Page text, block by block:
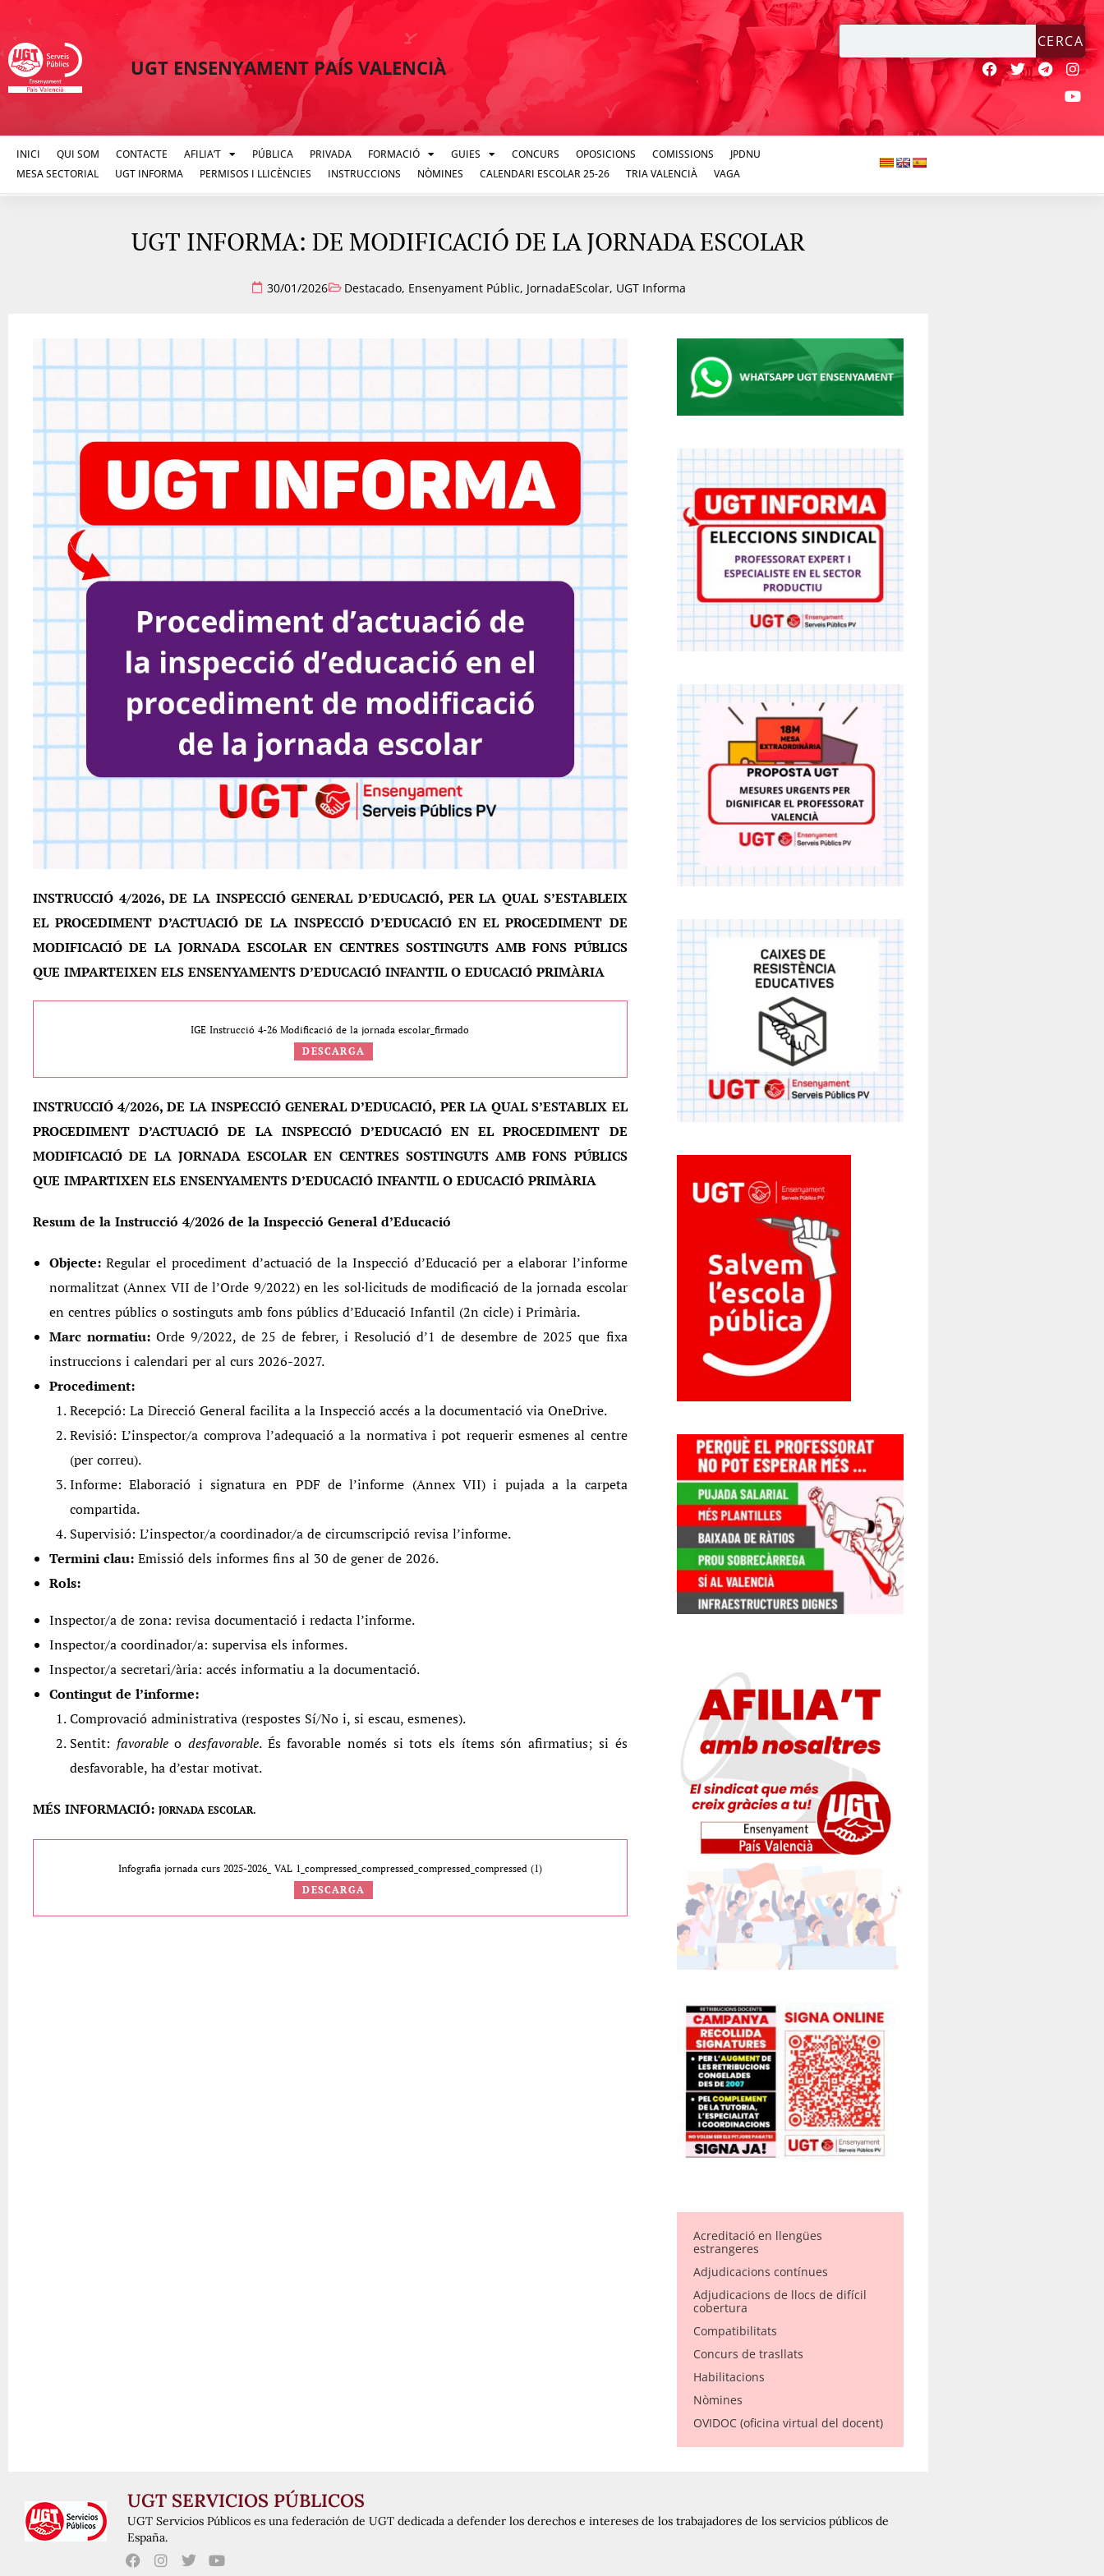
UGT ENSENYAMENT PAÍS VALENCIÀ
CERCA
INICI QUI SOM CONTACTE AFILIA’T PÚBLICA PRIVADA FORMACIÓ GUIES CONCURS OPOSICIONS COMISSIONS
JPDNU
MESA SECTORIAL
UGT INFORMA PERMISOS I LLICÈNCIES INSTRUCCIONS NÒMINES CALENDARI ESCOLAR 25-26 TRIA VALENCIÀ VAGA
UGT INFORMA: DE MODIFICACIÓ DE LA JORNADA ESCOLAR
30/01/2026 Destacado, Ensenyament Públic, JornadaEScolar, UGT Informa
INSTRUCCIÓ 4/2026, DE LA INSPECCIÓ GENERAL D’EDUCACIÓ, PER LA QUAL S’ESTABLEIX
EL PROCEDIMENT D’ACTUACIÓ DE LA INSPECCIÓ D’EDUCACIÓ EN EL PROCEDIMENT DE
MODIFICACIÓ DE LA JORNADA ESCOLAR EN CENTRES SOSTINGUTS AMB FONS PÚBLICS
QUE IMPARTEIXEN ELS ENSENYAMENTS D’EDUCACIÓ INFANTIL O EDUCACIÓ PRIMÀRIA
IGE Instrucció 4-26 Modificació de la jornada escolar_firmado
DESCARGA
INSTRUCCIÓ 4/2026, DE LA INSPECCIÓ GENERAL D’EDUCACIÓ, PER LA QUAL S’ESTABLIX EL
PROCEDIMENT D’ACTUACIÓ DE LA INSPECCIÓ D’EDUCACIÓ EN EL PROCEDIMENT DE
MODIFICACIÓ DE LA JORNADA ESCOLAR EN CENTRES SOSTINGUTS AMB FONS PÚBLICS
QUE IMPARTIXEN ELS ENSENYAMENTS D’EDUCACIÓ INFANTIL O EDUCACIÓ PRIMÀRIA
Resum de la Instrucció 4/2026 de la Inspecció General d’Educació
Objecte: Regular el procediment d’actuació de la Inspecció d’Educació per a elaborar l’informe
normalitzat (Annex VII de l’Orde 9/2022) en les sol·licituds de modificació de la jornada escolar
en centres públics o sostinguts amb fons públics d’Educació Infantil (2n cicle) i Primària.
Marc normatiu: Orde 9/2022, de 25 de febrer, i Resolució d’1 de desembre de 2025 que fixa
instruccions i calendari per al curs 2026-2027.
Procediment:
Recepció: La Direcció General facilita a la Inspecció accés a la documentació via OneDrive.
Revisió: L’inspector/a comprova l’adequació a la normativa i pot requerir esmenes al centre
(per correu).
Informe: Elaboració i signatura en PDF de l’informe (Annex VII) i pujada a la carpeta
compartida.
Supervisió: L’inspector/a coordinador/a de circumscripció revisa l’informe.
Termini clau: Emissió dels informes fins al 30 de gener de 2026.
Rols:
Inspector/a de zona: revisa documentació i redacta l’informe.
Inspector/a coordinador/a: supervisa els informes.
Inspector/a secretari/ària: accés informatiu a la documentació.
Contingut de l’informe:
Comprovació administrativa (respostes Sí/No i, si escau, esmenes).
Sentit: favorableodesfavorable. És favorable només si tots els ítems són afirmatius; si és
desfavorable, ha d’estar motivat.
MÉS INFORMACIÓ: JORNADA ESCOLAR.
Infografia jornada curs 2025-2026_ VAL 1_compressed_compressed_compressed_compressed (1)
DESCARGA
Acreditació en llengües
estrangeres
Adjudicacions contínues
Adjudicacions de llocs de difícil
cobertura
Compatibilitats
Concurs de trasllats
Habilitacions
Nòmines
OVIDOC (oficina virtual del docent)
UGT SERVICIOS PÚBLICOS
UGT Servicios Públicos es una federación de UGT dedicada a defender los derechos e intereses de los trabajadores de los servicios públicos de
España.